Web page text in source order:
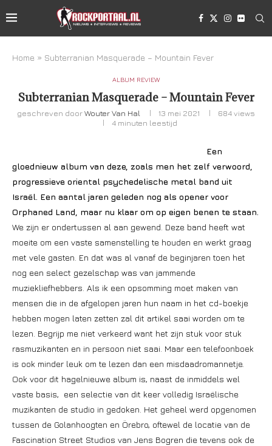
Home » Subterranian Masquerade – Mountain Fever
ALBUM REVIEW
Subterranian Masquerade – Mountain Fever
geschreven doorWouter Van Hal 13 mei 2021 684views
4 minuten leestijd
Een
gloednieuw album van deze, zoals men het zelf verwoord,
progressieve oriental psychedelische metal band uit
Israël. Een aantal jaren geleden nog als opener voor
Orphaned Land, maar nu klaar om op eigen benen te staan.
We zijn er ondertussen al aan gewend. Deze band heeft wat
moeite om een vaste samenstelling te houden en werkt graag
met vele gasten. En dat was al vanaf de beginjaren toen het
nog een select gezelschap was van jammende
muziekliefhebbers. Als ik een opsomming moet maken van
mensen die in de afgelopen jaren hun naam in het cd-boekje
hebben mogen laten zetten zal dit artikel saai worden om te
lezen. Begrijp me niet verkeerd want het zijn stuk voor stuk
rasmuzikanten en in persoon niet saai. Maar een telefoonboek
is ook minder leuk om te lezen dan een misdaadromannetje.
Ook voor dit hagelnieuwe album is, naast de inmiddels wel
vaste basis, een selectie van dit keer volledig Israëlische
muzikanten de studio in gedoken. Het geheel werd opgenomen
tussen de Golanhoogten en Örebro, oftewel de locatie van de
Fascination Street Studios van Jens Bogren die tevens ook de